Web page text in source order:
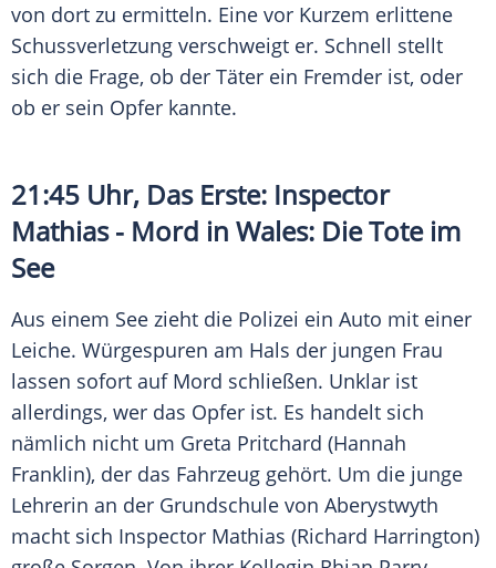
von dort zu ermitteln. Eine vor Kurzem erlittene
Schussverletzung verschweigt er. Schnell stellt
sich die Frage, ob der Täter ein Fremder ist, oder
ob er sein Opfer kannte.
21:45 Uhr, Das Erste: Inspector
Mathias - Mord in Wales: Die Tote im
See
Aus einem See zieht die Polizei ein Auto mit einer
Leiche. Würgespuren am Hals der jungen Frau
lassen sofort auf Mord schließen. Unklar ist
allerdings, wer das Opfer ist. Es handelt sich
nämlich nicht um Greta Pritchard (Hannah
Franklin), der das Fahrzeug gehört. Um die junge
Lehrerin an der Grundschule von Aberystwyth
macht sich Inspector Mathias (Richard Harrington)